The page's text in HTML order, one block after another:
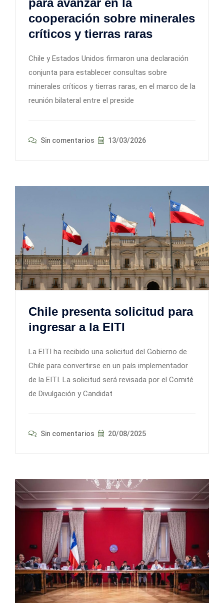
para avanzar en la
cooperación sobre minerales
críticos y tierras raras
Chile y Estados Unidos firmaron una declaración
conjunta para establecer consultas sobre
minerales críticos y tierras raras, en el marco de la
reunión bilateral entre el preside
Sin comentarios 13/03/2026
Chile presenta solicitud para
ingresar a la EITI
La EITI ha recibido una solicitud del Gobierno de
Chile para convertirse en un país implementador
de la EITI. La solicitud será revisada por el Comité
de Divulgación y Candidat
Sin comentarios 20/08/2025